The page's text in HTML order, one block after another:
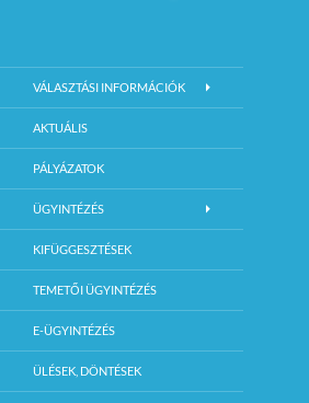
Szécsény Város Hivatalos Weboldala
VÁLASZTÁSI INFORMÁCIÓK
AKTUÁLIS
PÁLYÁZATOK
ÜGYINTÉZÉS
KIFÜGGESZTÉSEK
TEMETŐI ÜGYINTÉZÉS
E-ÜGYINTÉZÉS
ÜLÉSEK, DÖNTÉSEK